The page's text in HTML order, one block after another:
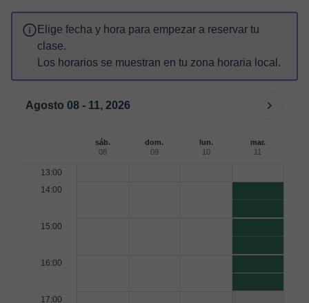
Elige fecha y hora para empezar a reservar tu
clase.
Los horarios se muestran en tu zona horaria local.
Agosto 08 - 11, 2026
sáb.
08
dom.
09
lun.
10
mar.
11
13:00
14:00
15:00
16:00
17:00